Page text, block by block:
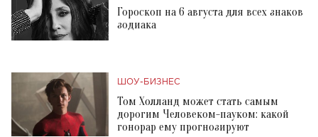
Гороскоп на 6 августа для всех знаков
зодиака
ШОУ-БИЗНЕС
Том Холланд может стать самым
дорогим Человеком-пауком: какой
гонорар ему прогнозируют